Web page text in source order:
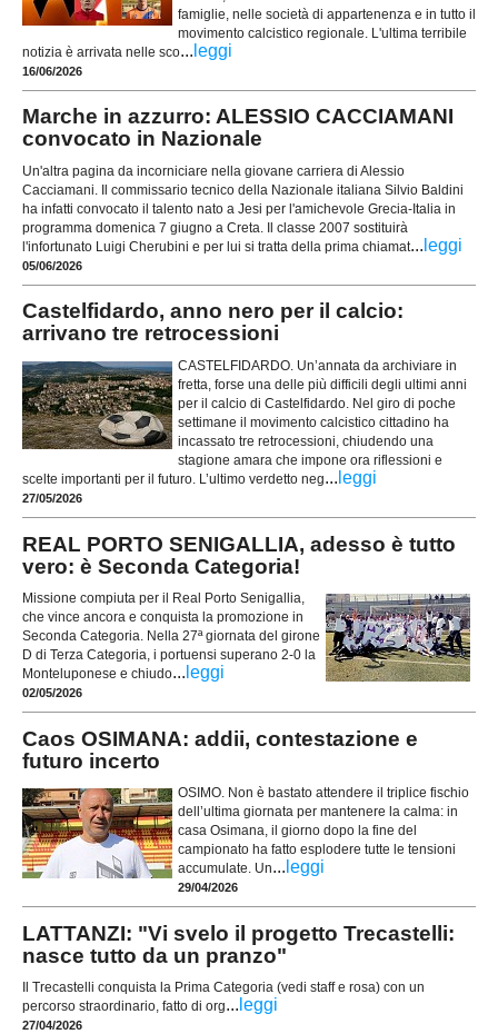
famiglie, nelle società di appartenenza e in tutto il
movimento calcistico regionale. L'ultima terribile
notizia è arrivata nelle sco... leggi
16/06/2026
Marche in azzurro: ALESSIO CACCIAMANI
convocato in Nazionale
Un'altra pagina da incorniciare nella giovane carriera di Alessio
Cacciamani. Il commissario tecnico della Nazionale italiana Silvio Baldini
ha infatti convocato il talento nato a Jesi per l'amichevole Grecia-Italia in
programma domenica 7 giugno a Creta. Il classe 2007 sostituirà
l'infortunato Luigi Cherubini e per lui si tratta della prima chiamat... leggi
05/06/2026
Castelfidardo, anno nero per il calcio:
arrivano tre retrocessioni
CASTELFIDARDO. Un’annata da archiviare in
fretta, forse una delle più difficili degli ultimi anni
per il calcio di Castelfidardo. Nel giro di poche
settimane il movimento calcistico cittadino ha
incassato tre retrocessioni, chiudendo una
stagione amara che impone ora riflessioni e
scelte importanti per il futuro. L’ultimo verdetto neg... leggi
27/05/2026
REAL PORTO SENIGALLIA, adesso è tutto
vero: è Seconda Categoria!
Missione compiuta per il Real Porto Senigallia,
che vince ancora e conquista la promozione in
Seconda Categoria. Nella 27ª giornata del girone
D di Terza Categoria, i portuensi superano 2-0 la
Monteluponese e chiudo... leggi
02/05/2026
Caos OSIMANA: addii, contestazione e
futuro incerto
OSIMO. Non è bastato attendere il triplice fischio
dell’ultima giornata per mantenere la calma: in
casa Osimana, il giorno dopo la fine del
campionato ha fatto esplodere tutte le tensioni
accumulate. Un... leggi
29/04/2026
LATTANZI: "Vi svelo il progetto Trecastelli:
nasce tutto da un pranzo"
Il Trecastelli conquista la Prima Categoria (vedi staff e rosa) con un
percorso straordinario, fatto di org... leggi
27/04/2026